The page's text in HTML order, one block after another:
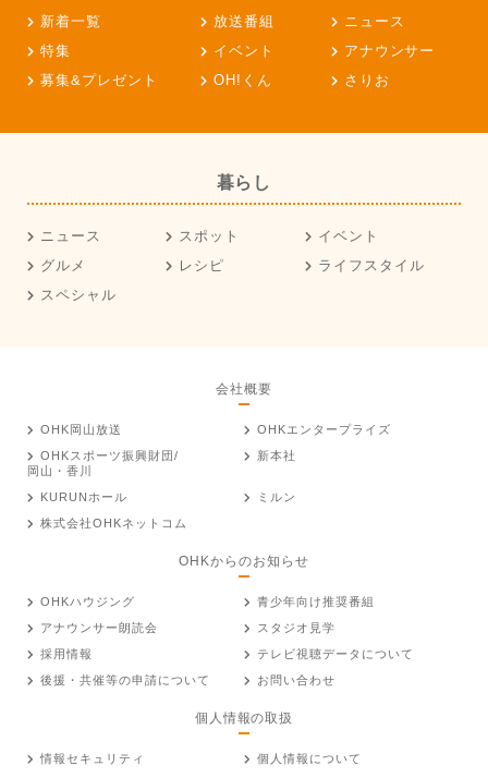
新着一覧 放送番組
ニュース
特集
イベント
アナウンサー
募集&プレゼント
OH!くん さりお
暮らし
ニュース スポット
イベント
グルメ
レシピ
ライフスタイル
スペシャル
会社概要
OHK岡山放送
OHKエンタープライズ
OHKスポーツ振興財団/
岡山・香川
新本社
KURUNホール
ミルン
株式会社OHKネットコム
OHKからのお知らせ
OHKハウジング
青少年向け推奨番組
アナウンサー朗読会
スタジオ見学
採用情報
テレビ視聴データについて
後援・共催等の申請について
お問い合わせ
個人情報の取扱
情報セキュリティ
個人情報について